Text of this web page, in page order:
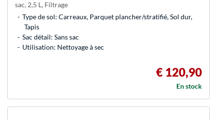
sac, 2,5 L, Filtrage
Type de sol: Carreaux, Parquet plancher/stratifié, Sol dur,
Tapis
Sac détail: Sans sac
Utilisation: Nettoyage à sec
€ 120,90
En stock